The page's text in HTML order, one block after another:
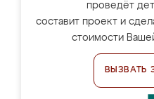
проведёт
составит проект и
стоимости
ВЫЗВАТЬ